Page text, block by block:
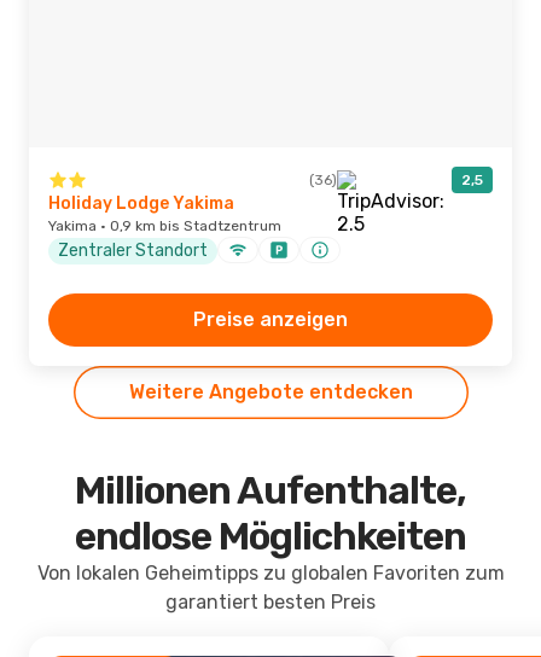
(36) 2,5
Holiday Lodge Yakima
Yakima · 0,9 km bis Stadtzentrum
Zentraler Standort
Preise anzeigen
Weitere Angebote entdecken
Millionen Aufenthalte,
endlose Möglichkeiten
Von lokalen Geheimtipps zu globalen Favoriten zum
garantiert besten Preis